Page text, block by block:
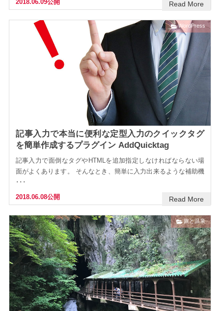
2018.06.09公開 Read More
WordPress
記事入力で本当に便利な定型入力のクイックタグ
を簡単作成するプラグイン AddQuicktag
記事入力で面倒なタグやHTMLを追加指定しなければならない場
面がよくあります。 そんなとき、簡単に入力出来るような補助機
･･･
2018.06.08公開 Read More
旅と温泉